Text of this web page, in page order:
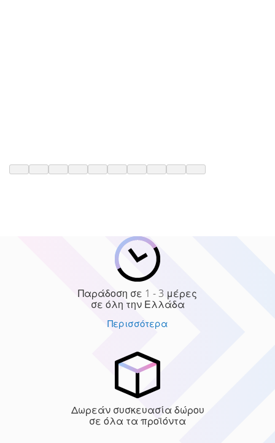
Παράδοση σε 1 - 3 μέρες
σε όλη την Ελλάδα
Περισσότερα
Δωρεάν συσκευασία δώρου
σε όλα τα προϊόντα